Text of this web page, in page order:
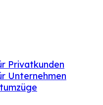
Privatkunden
Unternehmen